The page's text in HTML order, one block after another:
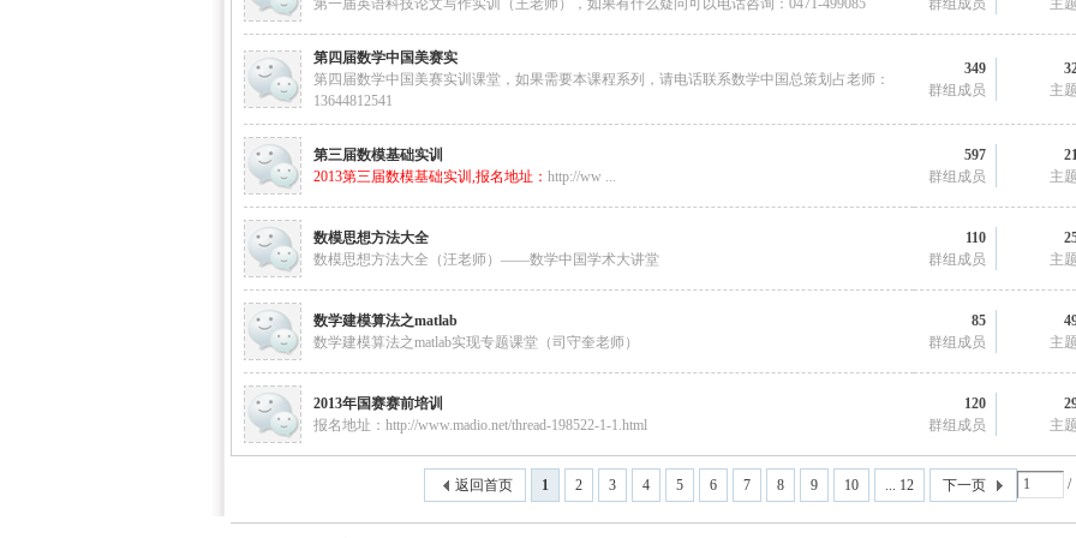
数学
第一届英语科技论文写作实训（王老师），如果有什么疑问可以电话咨询：0471-499085
群组成员
主题
第四届数学中国美赛实
第四届数学中国美赛实训课堂，如果需要本课程系列，请电话联系数学中国总策划占老师：
13644812541
349
群组成员
主题
第三届数模基础实训
2013第三届数模基础实训,报名地址： http://ww ...
597
群组成员
主题
数模思想方法大全
数模思想方法大全（汪老师）——数学中国学术大讲堂
110
群组成员
主题
数学建模算法之matlab
数学建模算法之matlab实现专题课堂（司守奎老师）
85
群组成员
主题
2013年国赛赛前培训
报名地址： http://www.madio.net/thread-198522-1-1.html
120
群组成员
主题
1 2 3 4 5 6 7 8 9 10 ... 12 /
下一页
返回首页